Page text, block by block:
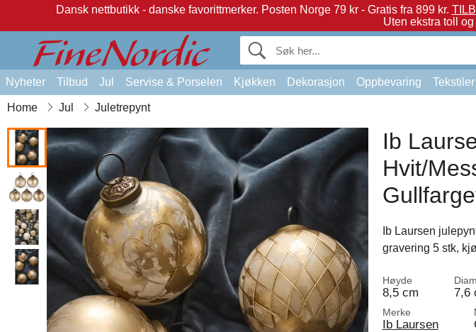
Dansk nettbutikk - danske favorittmerker. Posten Norge 79 kr - Gratis fra 899 kr.
Uten ekstra toll
Nyheter Tilbud Jul Servise & Porselen Kjøkken Dekorasjon Oppbevaring Tekstiler
Home Jul Juletrepynt
Ib
Hvit/
Ib Laursen
gravering 5 stk,
Høyde
8,5 cm 7,6
Merke
Ib Laursen